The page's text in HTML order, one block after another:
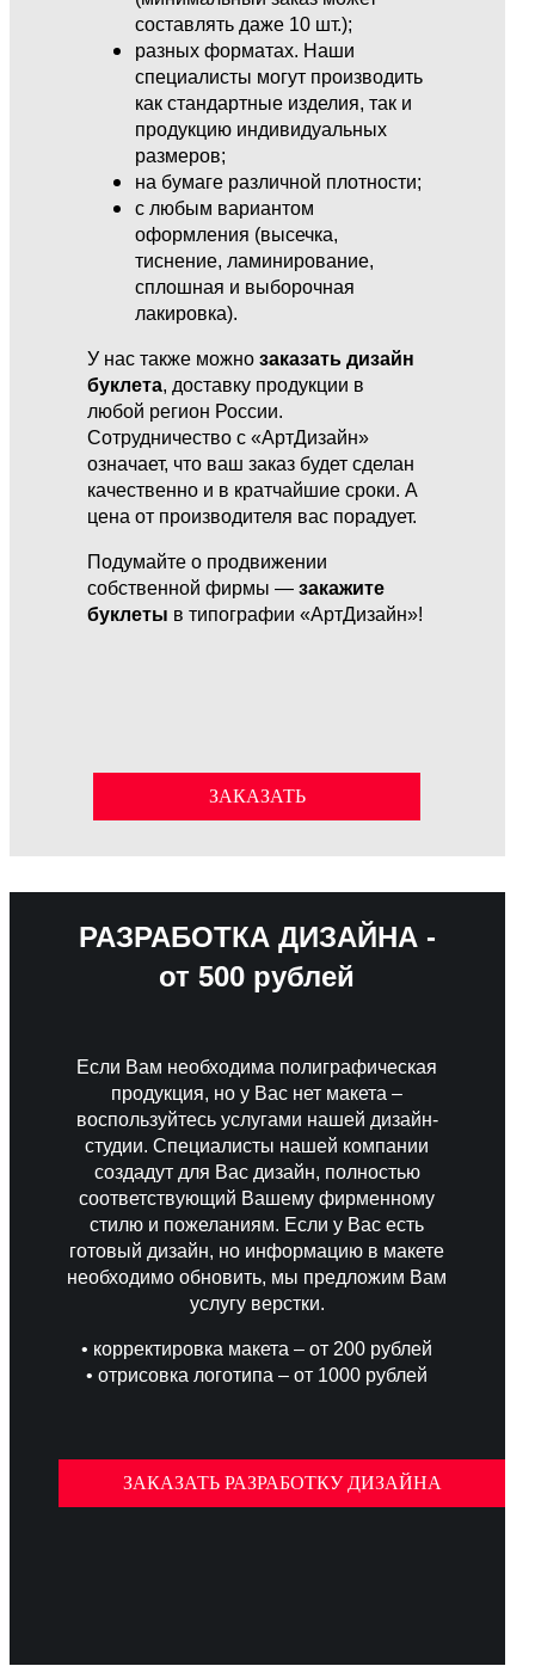
составлять даже 10 шт.);
разных форматах. Наши
специалисты могут производить
как стандартные изделия, так и
продукцию индивидуальных
размеров;
на бумаге различной плотности;
с любым вариантом
оформления (высечка,
тиснение, ламинирование,
сплошная и выборочная
лакировка).
У нас также можнозаказать дизайн
буклета, доставку продукции в
любой регион России.
Сотрудничество с «АртДизайн»
означает, что ваш заказ будет сделан
качественно и в кратчайшие сроки. А
цена от производителя вас порадует.
Подумайте о продвижении
собственной фирмы —закажите
буклеты в типографии «АртДизайн»!
ЗАКАЗАТЬ
РАЗРАБОТКА ДИЗАЙНА -
от 500 рублей
Если Вам необходима полиграфическая
продукция, но у Вас нет макета –
воспользуйтесь услугами нашей дизайн-
студии. Специалисты нашей компании
создадут для Вас дизайн, полностью
соответствующий Вашему фирменному
стилю и пожеланиям. Если у Вас есть
готовый дизайн, но информацию в макете
необходимо обновить, мы предложим Вам
услугу верстки.
• корректировка макета – от 200 рублей
• отрисовка логотипа – от 1000 рублей
ЗАКАЗАТЬ РАЗРАБОТКУ ДИЗАЙНА